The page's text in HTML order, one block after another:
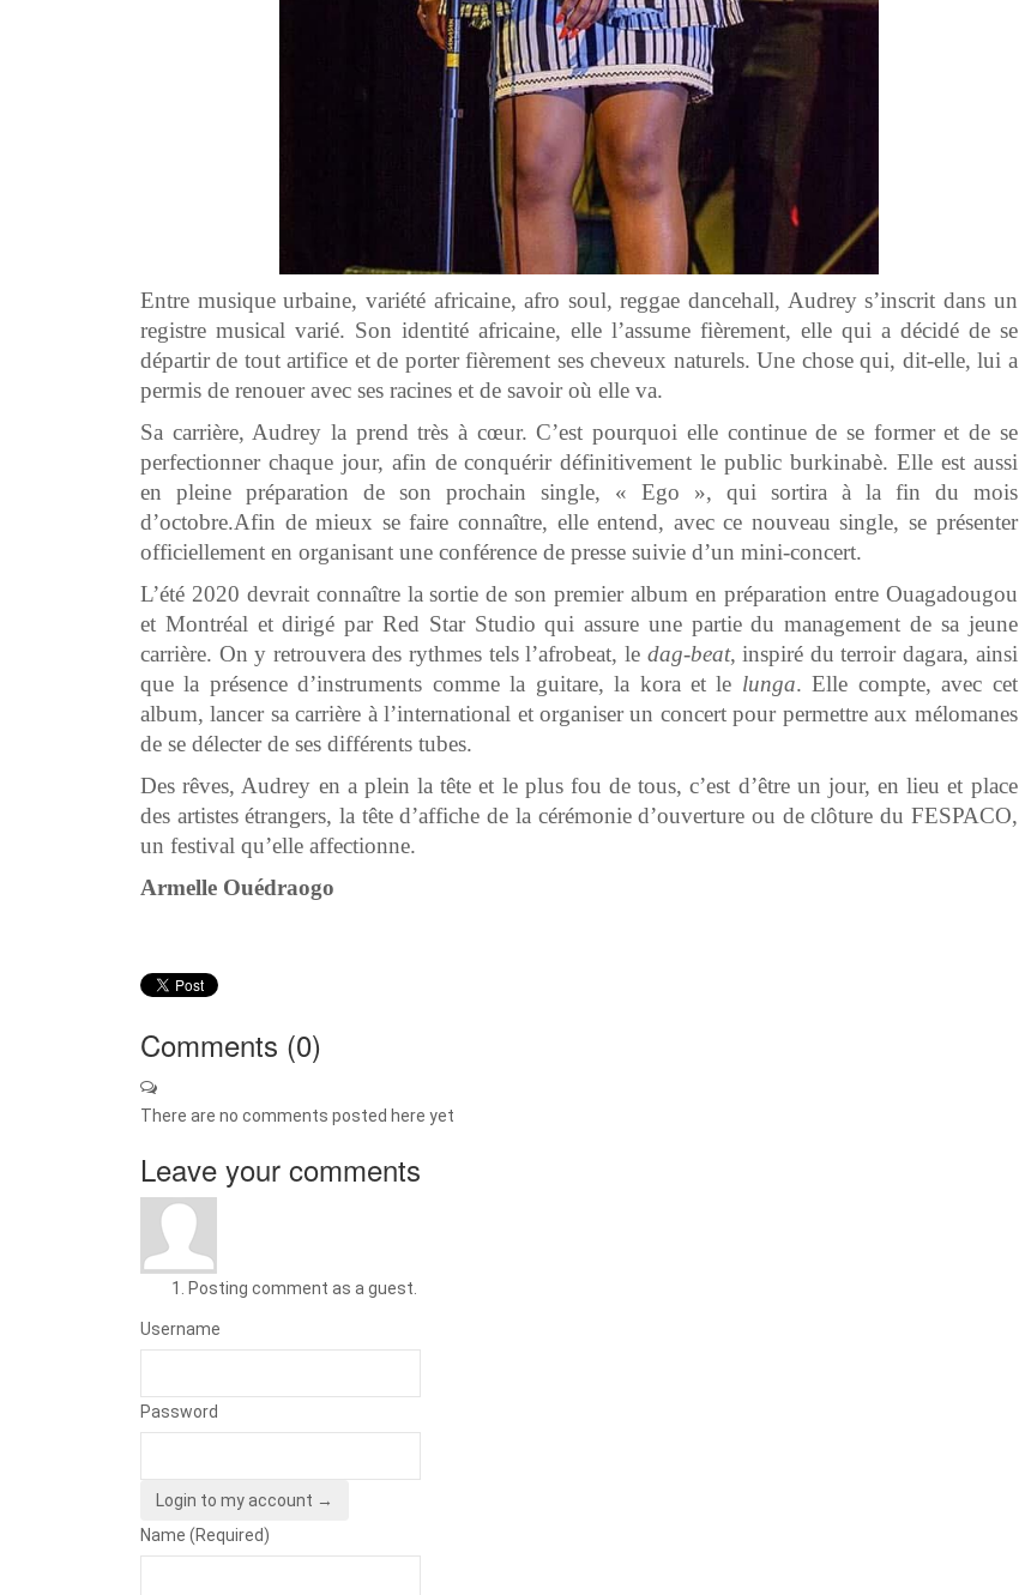
Entre musique urbaine, variété africaine, afro soul, reggae dancehall, Audrey s’inscrit dans un
registre musical varié. Son identité africaine, elle l’assume fièrement, elle qui a décidé de se
départir de tout artifice et de porter fièrement ses cheveux naturels. Une chose qui, dit-elle, lui a
permis de renouer avec ses racines et de savoir où elle va.
Sa carrière, Audrey la prend très à cœur. C’est pourquoi elle continue de se former et de se
perfectionner chaque jour, afin de conquérir définitivement le public burkinabè. Elle est aussi
en pleine préparation de son prochain single, « Ego », qui sortira à la fin du mois
d’octobre.Afin de mieux se faire connaître, elle entend, avec ce nouveau single, se présenter
officiellement en organisant une conférence de presse suivie d’un mini-concert.
L’été 2020 devrait connaître la sortie de son premier album en préparation entre Ouagadougou
et Montréal et dirigé par Red Star Studio qui assure une partie du management de sa jeune
carrière. On y retrouvera des rythmes tels l’afrobeat, le dag-beat, inspiré du terroir dagara, ainsi
que la présence d’instruments comme la guitare, la kora et le lunga. Elle compte, avec cet
album, lancer sa carrière à l’international et organiser un concert pour permettre aux mélomanes
de se délecter de ses différents tubes.
Des rêves, Audrey en a plein la tête et le plus fou de tous, c’est d’être un jour, en lieu et place
des artistes étrangers, la tête d’affiche de la cérémonie d’ouverture ou de clôture du FESPACO,
un festival qu’elle affectionne.
Armelle Ouédraogo
Comments (0)
There are no comments posted here yet
Leave your comments
Posting comment as a guest.
Username
Password
Login to my account →
Name (Required)